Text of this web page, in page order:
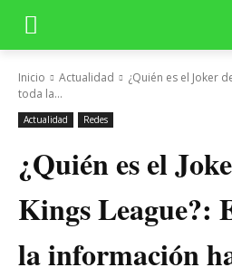
Inicio Actualidad
¿Quién es el Joker
toda la...
Actualidad Redes
¿Quién es el
Kings League?:
la información